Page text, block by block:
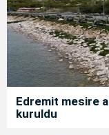
Edremit mesire
kuruldu